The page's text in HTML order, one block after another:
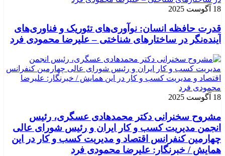
18 آگوست 2025
قدرت حافظه انسان: نوآوری‌های تئوریک و فناوری‌های
آینده‌نگر در ساختارهای شناختی – علیرضا محمودی فرد
18 آگوست 2025
مشروح سخنرانی دکتر محمدهادی عسگری، رئیس
انجمن مدیریت کسب و کار ایران و رئیس شورای عالی
چهارمین کنفرانس اقتصاد و مدیریت کسب و کار در این
همایش / خبرنگار: علیرضا محمودی فرد